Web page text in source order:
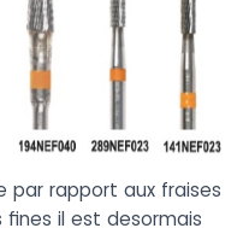
par rapport aux fraises
il est desormais